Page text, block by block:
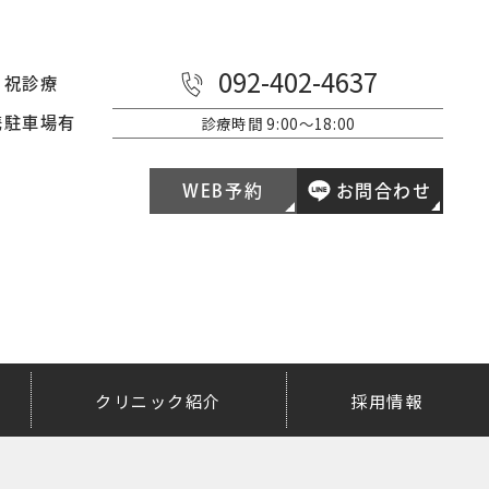
祝診療
駐車場有
092-402-4637
診療時間 9:00～18:00
WEB予約 お問合わせ
クリニック紹介 採用情報